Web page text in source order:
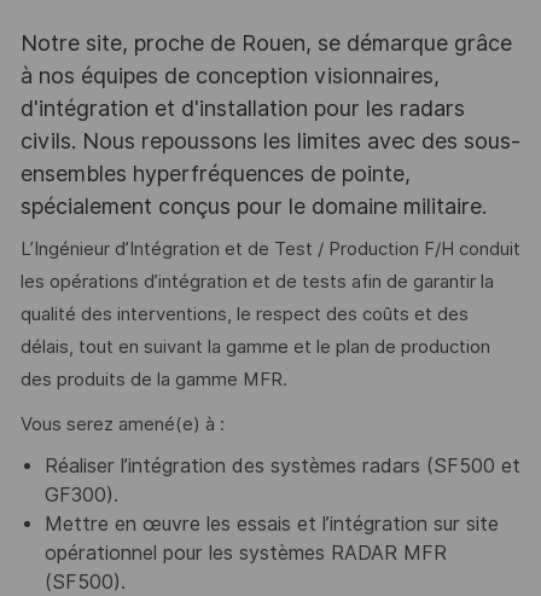
Notre site, proche de Rouen, se démarque grâce
à nos équipes de conception visionnaires,
d'intégration et d'installation pour les radars
civils. Nous repoussons les limites avec des sous-
ensembles hyperfréquences de pointe,
spécialement conçus pour le domaine militaire.
L’Ingénieur d’Intégration et de Test / Production F/H conduit
les opérations d’intégration et de tests afin de garantir la
qualité des interventions, le respect des coûts et des
délais, tout en suivant la gamme et le plan de production
des produits de la gamme MFR.
Vous serez amené(e) à :
Réaliser l’intégration des systèmes radars (SF500 et
GF300).
Mettre en œuvre les essais et l’intégration sur site
opérationnel pour les systèmes RADAR MFR
(SF500).